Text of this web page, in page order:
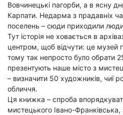
Вовчинецькі пагорби, а в ясну
Карпати. Недарма з прадавніх
поселень – сюди приходили
Тут історія не ховається в
центром, щоб відчути: це музей
тому так непросто було обрати 25
презентують наше місто з
– визначити 50 художників, чиї
обличчя.
Ця книжка – спроба
мистецького Івано-Франківська,